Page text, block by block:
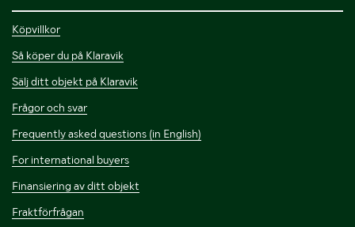
Köpvillkor
Så köper du på Klaravik
Sälj ditt objekt på Klaravik
Frågor och svar
Frequently asked questions (in English)
For international buyers
Finansiering av ditt objekt
Fraktförfrågan